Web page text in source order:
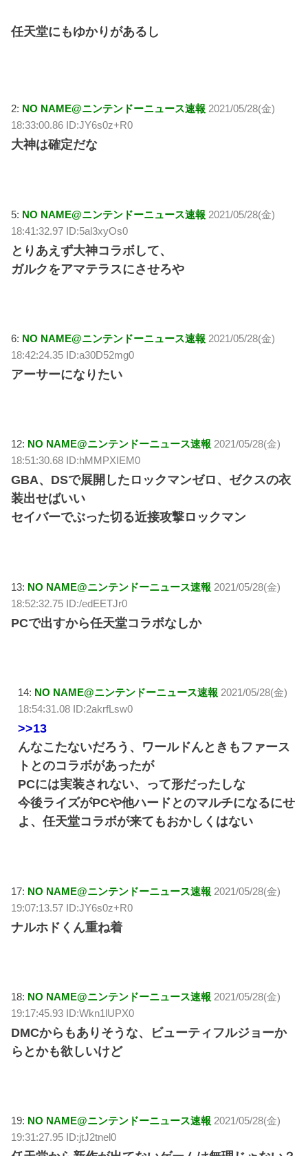
任天堂にもゆかりがあるし
2: NO NAME@ニンテンドーニュース速報 2021/05/28(金)
18:33:00.86 ID:JY6s0z+R0
大神は確定だな
5: NO NAME@ニンテンドーニュース速報 2021/05/28(金)
18:41:32.97 ID:5al3xyOs0
とりあえず大神コラボして、
ガルクをアマテラスにさせろや
6: NO NAME@ニンテンドーニュース速報 2021/05/28(金)
18:42:24.35 ID:a30D52mg0
アーサーになりたい
12: NO NAME@ニンテンドーニュース速報 2021/05/28(金)
18:51:30.68 ID:hMMPXIEM0
GBA、DSで展開したロックマンゼロ、ゼクスの衣
装出せばいい
セイバーでぶった切る近接攻撃ロックマン
13: NO NAME@ニンテンドーニュース速報 2021/05/28(金)
18:52:32.75 ID:/edEETJr0
PCで出すから任天堂コラボなしか
14: NO NAME@ニンテンドーニュース速報 2021/05/28(金)
18:54:31.08 ID:2akrfLsw0
>>13
んなこたないだろう、ワールドんときもファース
トとのコラボがあったが
PCには実装されない、って形だったしな
今後ライズがPCや他ハードとのマルチになるにせ
よ、任天堂コラボが来てもおかしくはない
17: NO NAME@ニンテンドーニュース速報 2021/05/28(金)
19:07:13.57 ID:JY6s0z+R0
ナルホドくん重ね着
18: NO NAME@ニンテンドーニュース速報 2021/05/28(金)
19:17:45.93 ID:Wkn1lUPX0
DMCからもありそうな、ビューティフルジョーか
らとかも欲しいけど
19: NO NAME@ニンテンドーニュース速報 2021/05/28(金)
19:31:27.95 ID:jtJ2tnel0